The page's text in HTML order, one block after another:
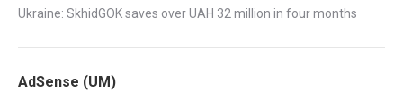
Ukraine: SkhidGOK saves over UAH 32 million in four months
AdSense (UM)